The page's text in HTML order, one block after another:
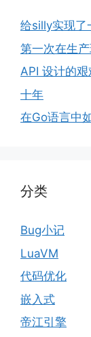
给silly实现了
第一次在生
API 设计的艰
十年
在Go语言中
分类
Bug小记
LuaVM
代码优化
嵌入式
帝江引擎